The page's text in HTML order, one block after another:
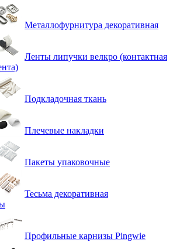
Металлофурнитура декоративная
Ленты липучки велкро (контактная
Подкладочная ткань
Плечевые накладки
Пакеты упаковочные
Тесьма декоративная
Профильные карнизы Pingwie